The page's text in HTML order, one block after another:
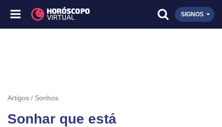
SIGNOS
Artigos Sonhos
Sonhar que está